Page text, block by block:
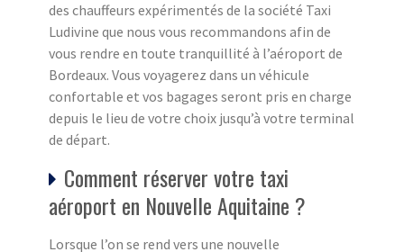
des chauffeurs expérimentés de la société Taxi
Ludivine que nous vous recommandons afin de
vous rendre en toute tranquillité à l’aéroport de
Bordeaux. Vous voyagerez dans un véhicule
confortable et vos bagages seront pris en charge
depuis le lieu de votre choix jusqu’à votre terminal
de départ.
Comment réserver votre taxi
aéroport en Nouvelle Aquitaine ?
Lorsque l’on se rend vers une nouvelle